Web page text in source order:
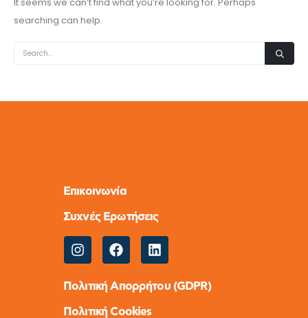
searching can help.
Επικοινωνία
Συχνές Ερωτήσεις
Πολιτική Απορρήτου (GDPR)
Πολιτική Cookies